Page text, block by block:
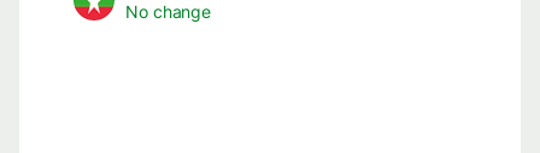
No change